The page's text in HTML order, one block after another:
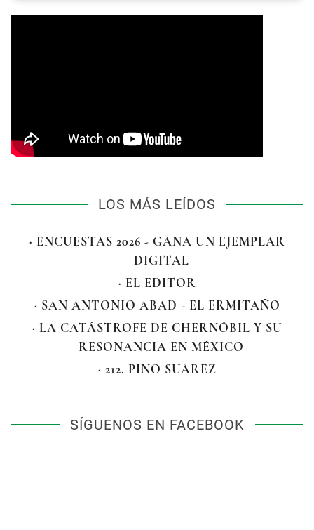
LOS MÁS LEÍDOS
· ENCUESTAS 2026 - GANA UN EJEMPLAR
DIGITAL
· EL EDITOR
· SAN ANTONIO ABAD - EL ERMITAÑO
· LA CATÁSTROFE DE CHERNÓBIL Y SU
RESONANCIA EN MÉXICO
· 212. PINO SUÁREZ
SÍGUENOS EN FACEBOOK